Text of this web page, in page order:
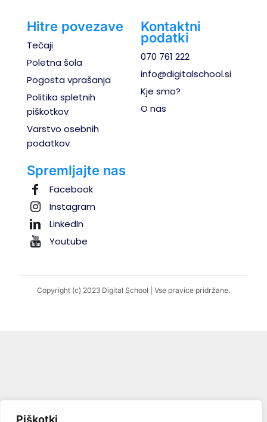
Piškotki
Hitre povezave
Tečaji
Poletna šola
Pogosta vprašanja
Politika spletnih
piškotkov
Varstvo osebnih
podatkov
Kontaktni
podatki
070 761 222
info@digitalschool.si
Kje smo?
O nas
Spremljajte nas
Facebook
Instagram
LinkedIn
Youtube
Copyright (c) 2023 Digital School | Vse pravice pridržane.